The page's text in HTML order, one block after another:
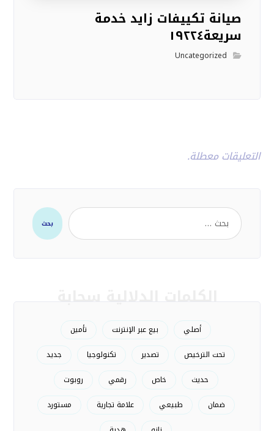
صيانة تكييفات زايد خدمة
سريعة١٩٢٢٤
Uncategorized
التعليقات معطلة.
بحث
أصلي بيع عبر الإنترنت
تأمين
تحت الترخيص
تصدير تكنولوجيا
جديد
حديث
خاص رقمي
روبوت
ضمان
طبيعي علامة تجارية
مستورد